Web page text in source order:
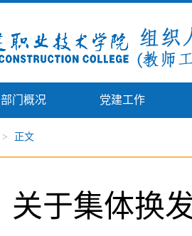
部门概况 党建工作
> 正文
关于集体换